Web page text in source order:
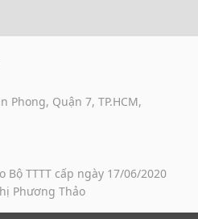
Phong, Quận 7, TP.HCM,
Bộ TTTT cấp ngày 17/06/2020
Phương Thảo